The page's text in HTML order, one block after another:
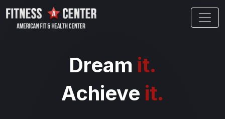
Dream it.
Achieve it.